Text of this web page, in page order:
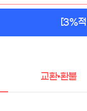
[3%
교환•환불